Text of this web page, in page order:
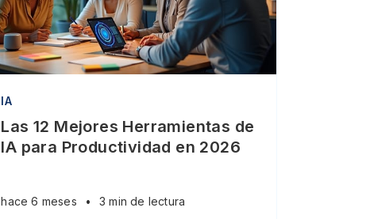
IA
Las 12 Mejores Herramientas de
IA para Productividad en 2026
hace 6 meses • 3 min de lectura